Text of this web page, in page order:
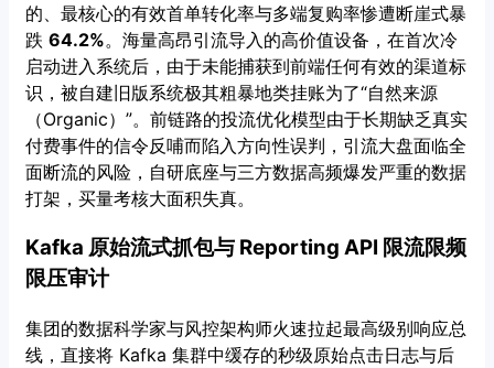
的、最核心的有效首单转化率与多端复购率惨遭断崖式暴
跌 64.2%。海量高昂引流导入的高价值设备，在首次冷
启动进入系统后，由于未能捕获到前端任何有效的渠道标
识，被自建旧版系统极其粗暴地类挂账为了“自然来源
（Organic）”。前链路的投流优化模型由于长期缺乏真实
付费事件的信令反哺而陷入方向性误判，引流大盘面临全
面断流的风险，自研底座与三方数据高频爆发严重的数据
打架，买量考核大面积失真。
Kafka 原始流式抓包与 Reporting API 限流限频
限压审计
集团的数据科学家与风控架构师火速拉起最高级别响应总
线，直接将 Kafka 集群中缓存的秒级原始点击日志与后